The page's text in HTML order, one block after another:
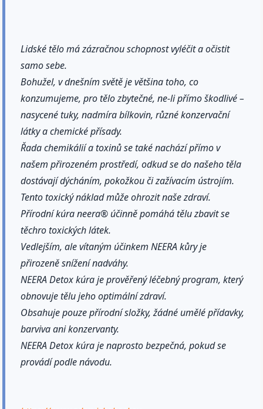
Lidské tělo má zázračnou schopnost vyléčit a očistit
samo sebe.
Bohužel, v dnešním světě je většina toho, co
konzumujeme, pro tělo zbytečné, ne-li přímo škodlivé –
nasycené tuky, nadmíra bílkovin, různé konzervační
látky a chemické přísady.
Řada chemikálií a toxinů se také nachází přímo v
našem přirozeném prostředí, odkud se do našeho těla
dostávají dýcháním, pokožkou či zažívacím ústrojím.
Tento toxický náklad může ohrozit naše zdraví.
Přírodní kúra neera® účinně pomáhá tělu zbavit se
těchro toxických látek.
Vedlejším, ale vítaným účinkem NEERA kůry je
přirozeně snížení nadváhy.
NEERA Detox kúra je prověřený léčebný program, který
obnovuje tělu jeho optimální zdraví.
Obsahuje pouze přírodní složky, žádné umělé přídavky,
barviva ani konzervanty.
NEERA Detox kúra je naprosto bezpečná, pokud se
provádí podle návodu.